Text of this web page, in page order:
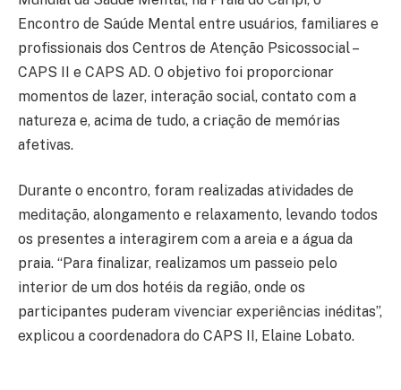
Encontro de Saúde Mental entre usuários, familiares e
profissionais dos Centros de Atenção Psicossocial –
CAPS II e CAPS AD. O objetivo foi proporcionar
momentos de lazer, interação social, contato com a
natureza e, acima de tudo, a criação de memórias
afetivas.
Durante o encontro, foram realizadas atividades de
meditação, alongamento e relaxamento, levando todos
os presentes a interagirem com a areia e a água da
praia. “Para finalizar, realizamos um passeio pelo
interior de um dos hotéis da região, onde os
participantes puderam vivenciar experiências inéditas”,
explicou a coordenadora do CAPS II, Elaine Lobato.